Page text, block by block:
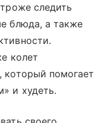
следить
блюда, а также
колет
который помогает
и худеть.